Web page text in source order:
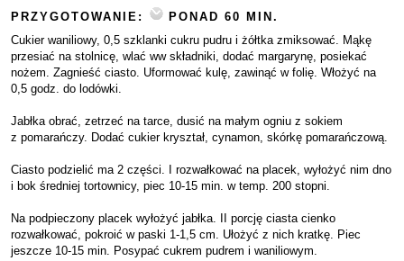
PRZYGOTOWANIE:
PONAD 60 MIN.
Cukier waniliowy, 0,5 szklanki cukru pudru i żółtka zmiksować. Mąkę
przesiać na stolnicę, wlać ww składniki, dodać margarynę, posiekać
nożem. Zagnieść ciasto. Uformować kulę, zawinąć w folię. Włożyć na
0,5 godz. do lodówki.
Jabłka obrać, zetrzeć na tarce, dusić na małym ogniu z sokiem
z pomarańczy. Dodać cukier kryształ, cynamon, skórkę pomarańczową.
Ciasto podzielić ma 2 części. I rozwałkować na placek, wyłożyć nim dno
i bok średniej tortownicy, piec 10-15 min. w temp. 200 stopni.
Na podpieczony placek wyłożyć jabłka. II porcję ciasta cienko
rozwałkować, pokroić w paski 1-1,5 cm. Ułożyć z nich kratkę. Piec
jeszcze 10-15 min. Posypać cukrem pudrem i waniliowym.